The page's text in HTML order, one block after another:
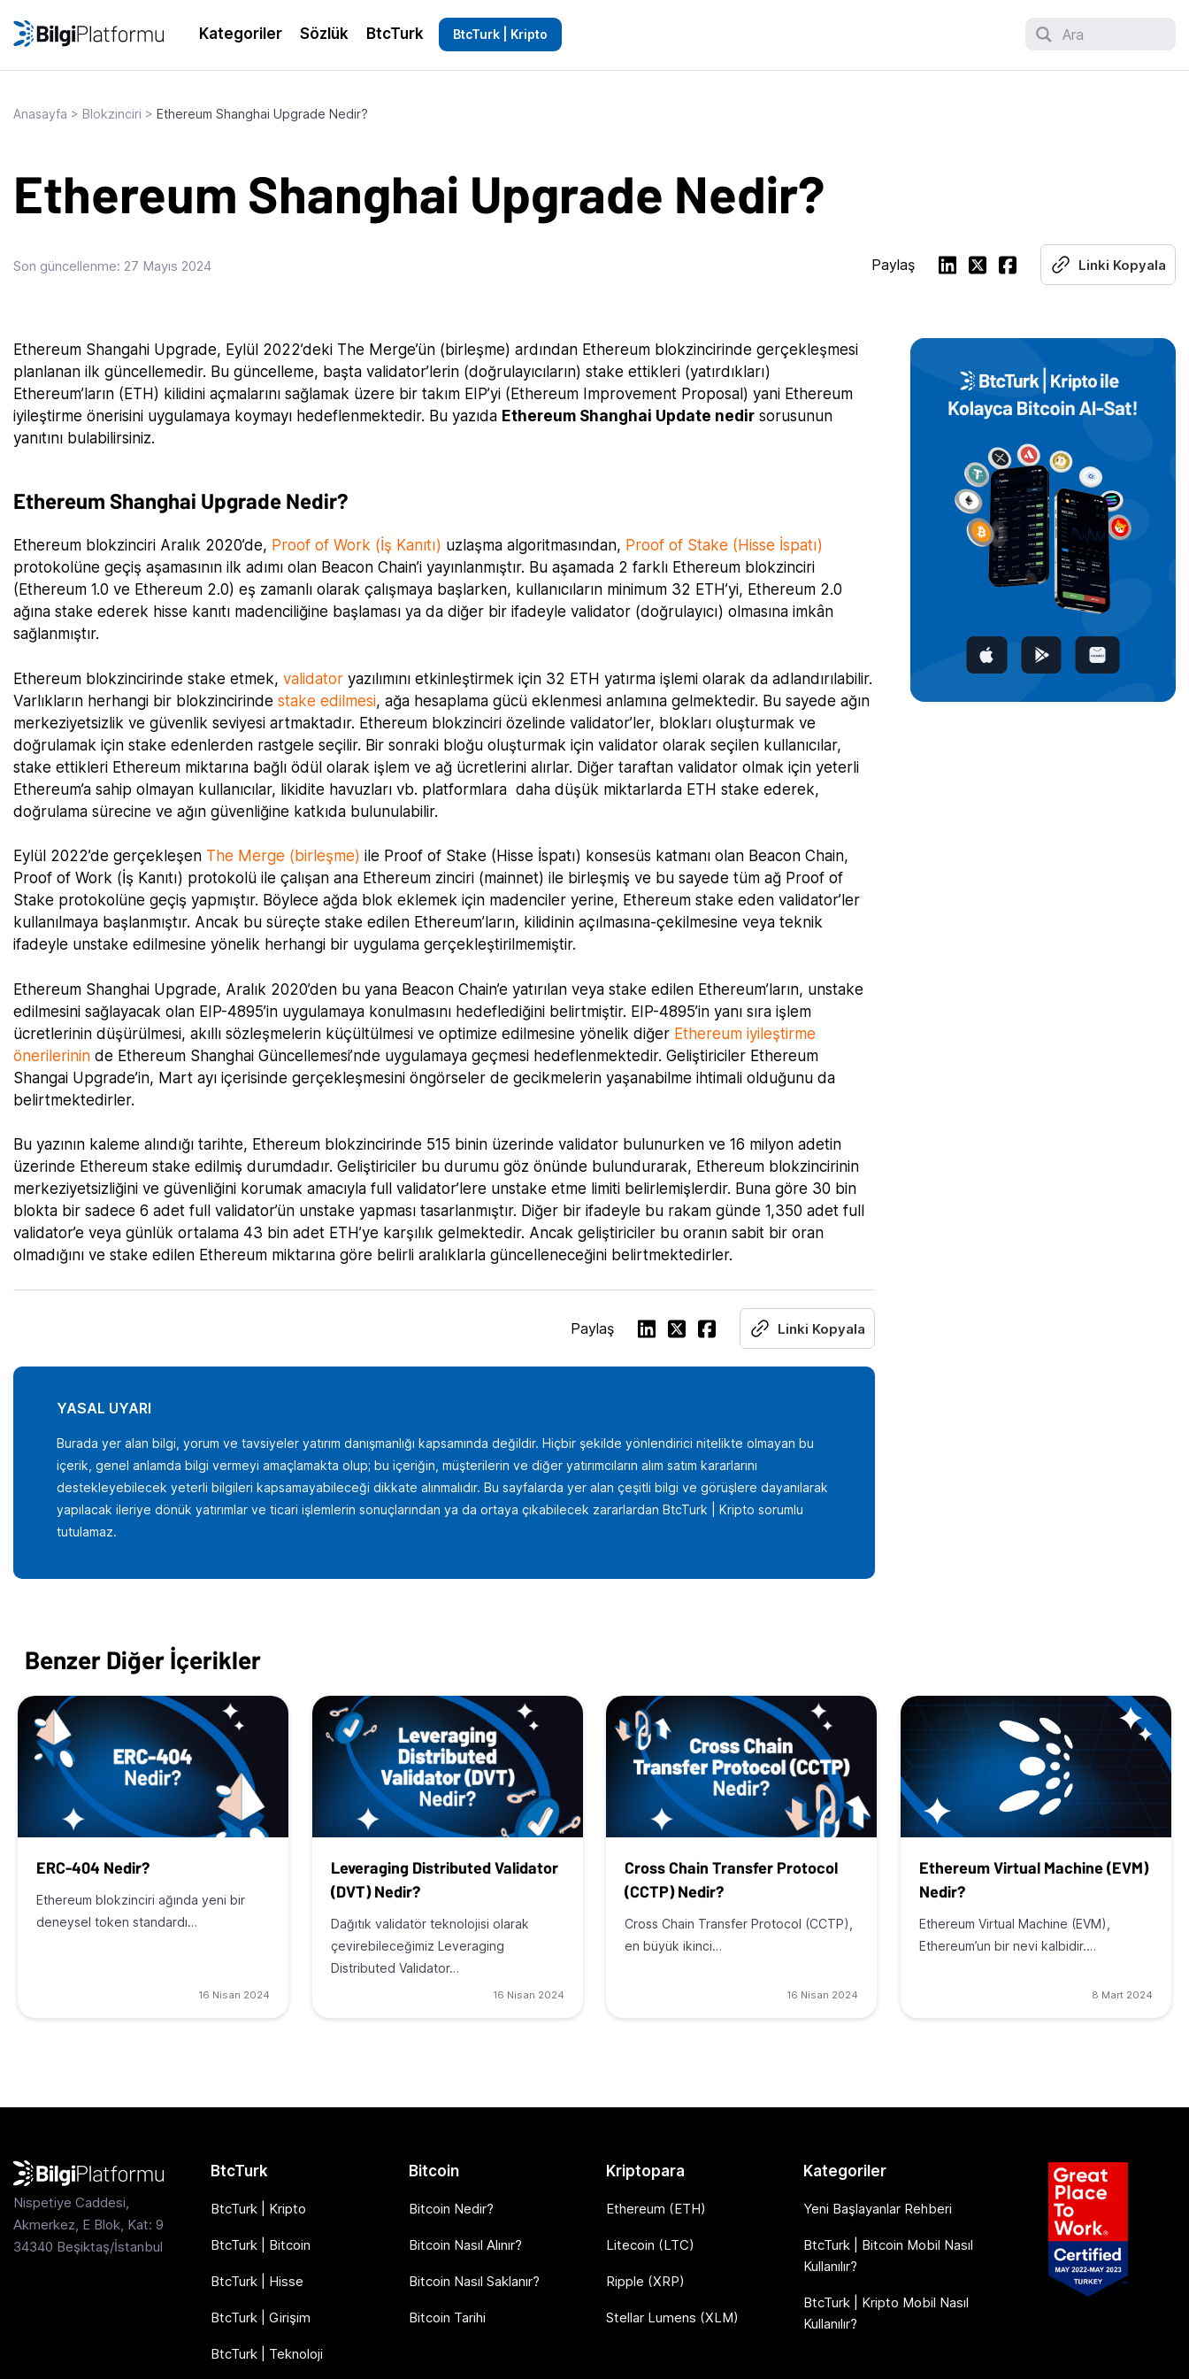
content
Kategoriler Sözlük BtcTurk BtcTurk | Kripto Ara
Anasayfa > Blokzinciri > Ethereum Shanghai Upgrade Nedir?
Ethereum Shanghai Upgrade Nedir?
Son güncellenme: 27 Mayıs 2024 Paylaş Linki Kopyala
Ethereum Shangahi Upgrade, Eylül 2022’deki The Merge’ün (birleşme) ardından Ethereum blokzincirinde gerçekleşmesi
planlanan ilk güncellemedir. Bu güncelleme, başta validator’lerin (doğrulayıcıların) stake ettikleri (yatırdıkları)
Ethereum’ların (ETH) kilidini açmalarını sağlamak üzere bir takım EIP’yi (Ethereum Improvement Proposal) yani Ethereum
iyileştirme önerisini uygulamaya koymayı hedeflenmektedir. Bu yazıda Ethereum Shanghai Update nedir sorusunun
yanıtını bulabilirsiniz.
Ethereum Shanghai Upgrade Nedir?
Ethereum blokzinciri Aralık 2020’de, Proof of Work (İş Kanıtı) uzlaşma algoritmasından, Proof of Stake (Hisse İspatı)
protokolüne geçiş aşamasının ilk adımı olan Beacon Chain’i yayınlanmıştır. Bu aşamada 2 farklı Ethereum blokzinciri
(Ethereum 1.0 ve Ethereum 2.0) eş zamanlı olarak çalışmaya başlarken, kullanıcıların minimum 32 ETH’yi, Ethereum 2.0
ağına stake ederek hisse kanıtı madenciliğine başlaması ya da diğer bir ifadeyle validator (doğrulayıcı) olmasına imkân
sağlanmıştır.
Ethereum blokzincirinde stake etmek, validator yazılımını etkinleştirmek için 32 ETH yatırma işlemi olarak da adlandırılabilir.
Varlıkların herhangi bir blokzincirinde stake edilmesi, ağa hesaplama gücü eklenmesi anlamına gelmektedir. Bu sayede ağın
merkeziyetsizlik ve güvenlik seviyesi artmaktadır. Ethereum blokzinciri özelinde validator’ler, blokları oluşturmak ve
doğrulamak için stake edenlerden rastgele seçilir. Bir sonraki bloğu oluşturmak için validator olarak seçilen kullanıcılar,
stake ettikleri Ethereum miktarına bağlı ödül olarak işlem ve ağ ücretlerini alırlar. Diğer taraftan validator olmak için yeterli
Ethereum’a sahip olmayan kullanıcılar, likidite havuzları vb. platformlara daha düşük miktarlarda ETH stake ederek,
doğrulama sürecine ve ağın güvenliğine katkıda bulunulabilir.
Eylül 2022’de gerçekleşen The Merge (birleşme) ile Proof of Stake (Hisse İspatı) konsesüs katmanı olan Beacon Chain,
Proof of Work (İş Kanıtı) protokolü ile çalışan ana Ethereum zinciri (mainnet) ile birleşmiş ve bu sayede tüm ağ Proof of
Stake protokolüne geçiş yapmıştır. Böylece ağda blok eklemek için madenciler yerine, Ethereum stake eden validator’ler
kullanılmaya başlanmıştır. Ancak bu süreçte stake edilen Ethereum’ların, kilidinin açılmasına-çekilmesine veya teknik
ifadeyle unstake edilmesine yönelik herhangi bir uygulama gerçekleştirilmemiştir.
Ethereum Shanghai Upgrade, Aralık 2020’den bu yana Beacon Chain’e yatırılan veya stake edilen Ethereum’ların, unstake
edilmesini sağlayacak olan EIP-4895’in uygulamaya konulmasını hedeflediğini belirtmiştir. EIP-4895’in yanı sıra işlem
ücretlerinin düşürülmesi, akıllı sözleşmelerin küçültülmesi ve optimize edilmesine yönelik diğer Ethereum iyileştirme
önerilerinin de Ethereum Shanghai Güncellemesi’nde uygulamaya geçmesi hedeflenmektedir. Geliştiriciler Ethereum
Shangai Upgrade’in, Mart ayı içerisinde gerçekleşmesini öngörseler de gecikmelerin yaşanabilme ihtimali olduğunu da
belirtmektedirler.
Bu yazının kaleme alındığı tarihte, Ethereum blokzincirinde 515 binin üzerinde validator bulunurken ve 16 milyon adetin
üzerinde Ethereum stake edilmiş durumdadır. Geliştiriciler bu durumu göz önünde bulundurarak, Ethereum blokzincirinin
merkeziyetsizliğini ve güvenliğini korumak amacıyla full validator’lere unstake etme limiti belirlemişlerdir. Buna göre 30 bin
blokta bir sadece 6 adet full validator’ün unstake yapması tasarlanmıştır. Diğer bir ifadeyle bu rakam günde 1,350 adet full
validator’e veya günlük ortalama 43 bin adet ETH’ye karşılık gelmektedir. Ancak geliştiriciler bu oranın sabit bir oran
olmadığını ve stake edilen Ethereum miktarına göre belirli aralıklarla güncelleneceğini belirtmektedirler.
Paylaş Linki Kopyala
YASAL UYARI
Burada yer alan bilgi, yorum ve tavsiyeler yatırım danışmanlığı kapsamında değildir. Hiçbir şekilde yönlendirici nitelikte olmayan bu
içerik, genel anlamda bilgi vermeyi amaçlamakta olup; bu içeriğin, müşterilerin ve diğer yatırımcıların alım satım kararlarını
destekleyebilecek yeterli bilgileri kapsamayabileceği dikkate alınmalıdır. Bu sayfalarda yer alan çeşitli bilgi ve görüşlere dayanılarak
yapılacak ileriye dönük yatırımlar ve ticari işlemlerin sonuçlarından ya da ortaya çıkabilecek zararlardan BtcTurk | Kripto sorumlu
tutulamaz.
Benzer Diğer İçerikler
ERC-404 Nedir?
Ethereum blokzinciri ağında yeni bir
deneysel token standardı…
16 Nisan 2024
Leveraging Distributed Validator
(DVT) Nedir?
Dağıtık validatör teknolojisi olarak
çevirebileceğimiz Leveraging
Distributed Validator…
16 Nisan 2024
Cross Chain Transfer Protocol
(CCTP) Nedir?
Cross Chain Transfer Protocol (CCTP),
en büyük ikinci…
16 Nisan 2024
Ethereum Virtual Machine (EVM)
Nedir?
Ethereum Virtual Machine (EVM),
Ethereum’un bir nevi kalbidir.…
8 Mart 2024
Nispetiye Caddesi,
Akmerkez, E Blok, Kat: 9
34340 Beşiktaş/İstanbul
BtcTurk
BtcTurk | Kripto
BtcTurk | Bitcoin
BtcTurk | Hisse
BtcTurk | Girişim
BtcTurk | Teknoloji
Bitcoin
Bitcoin Nedir?
Bitcoin Nasıl Alınır?
Bitcoin Nasıl Saklanır?
Bitcoin Tarihi
Kriptopara
Ethereum (ETH)
Litecoin (LTC)
Ripple (XRP)
Stellar Lumens (XLM)
Kategoriler
Yeni Başlayanlar Rehberi
BtcTurk | Bitcoin Mobil Nasıl
Kullanılır?
BtcTurk | Kripto Mobil Nasıl
Kullanılır?